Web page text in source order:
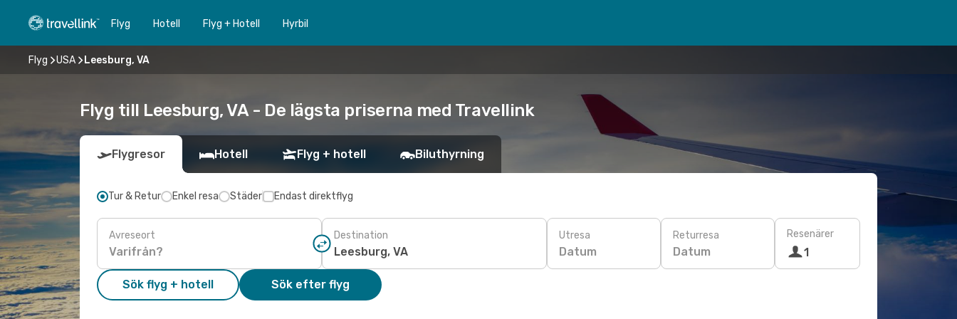
Flyg Hotell Flyg + Hotell Hyrbil
Flyg USA Leesburg, VA
Flyg till Leesburg, VA - De lägsta priserna med Travellink
Flygresor Hotell Flyg + hotell Biluthyrning
Tur & Retur Enkel resa Städer Endast direktflyg
Avreseort Destination Utresa
Datum
Returresa
Datum
Resenärer
1
Sök flyg + hotell Sök efter flyg